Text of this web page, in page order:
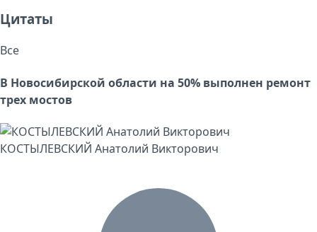
Цитаты
Все
В Новосибирской области на 50% выполнен ремонт
трех мостов
КОСТЫЛЕВСКИЙ Анатолий Викторович